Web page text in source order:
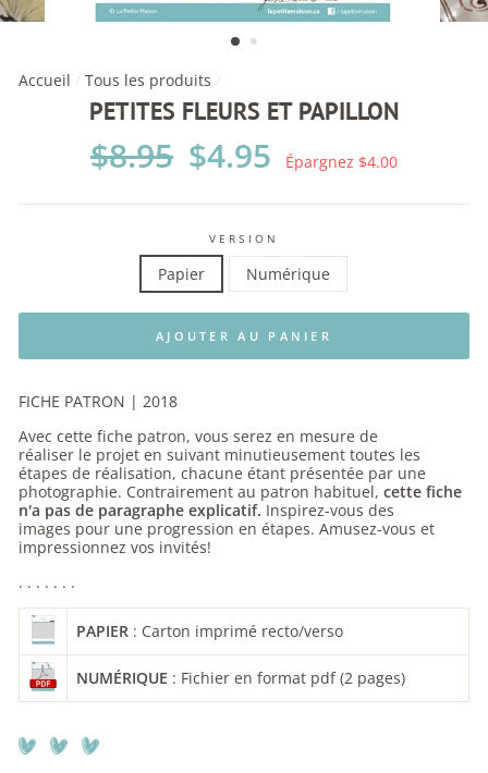
Accueil / Tous les produits /
PETITES FLEURS ET PAPILLON
Prix
régulier
$8.95
Prix
réduit
$4.95 Épargnez $4.00
VERSION
Papier Numérique
AJOUTER AU PANIER
FICHE PATRON | 2018
Avec cette fiche patron, vous serez en mesure de
réaliser le projet en suivant minutieusement toutes les
étapes de réalisation, chacune étant présentée par une
photographie. Contrairement au patron habituel, cette fiche
n'a pas de paragraphe explicatif. Inspirez-vous des
images pour une progression en étapes. Amusez-vous et
impressionnez vos invités!
. . . . . . .
PAPIER : Carton imprimé recto/verso
NUMÉRIQUE : Fichier en format pdf (2 pages)